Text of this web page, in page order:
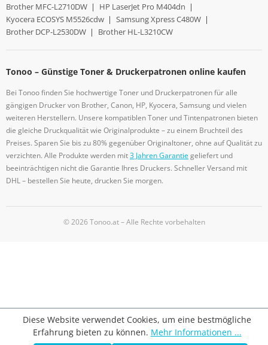
Brother MFC-L2710DW | HP LaserJet Pro M404dn |
Kyocera ECOSYS M5526cdw | Samsung Xpress C480W |
Brother DCP-L2530DW | Brother HL-L3210CW
Tonoo – Günstige Toner & Druckerpatronen online kaufen
Bei Tonoo finden Sie hochwertige Toner und Druckerpatronen für alle
gängigen Drucker von Brother, Canon, HP, Kyocera, Samsung und vielen
weiteren Herstellern. Unsere kompatiblen Toner und Tintenpatronen bieten
die gleiche Druckqualität wie Originalprodukte – zu einem Bruchteil des
Preises. Sparen Sie bis zu 80% gegenüber Originaltoner, ohne auf Qualität zu
verzichten. Alle Produkte werden mit3 Jahren Garantiegeliefert und
beeinträchtigen nicht die Garantie Ihres Druckers. Schneller Versand mit
DHL – bestellen Sie heute, drucken Sie morgen.
© 2026 Tonoo.at – Alle Rechte vorbehalten
Diese Website verwendet Cookies, um eine bestmögliche
Erfahrung bieten zu können. Mehr Informationen ...